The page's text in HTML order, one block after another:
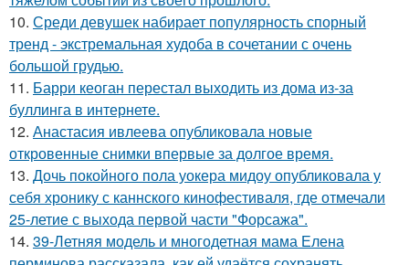
10. Среди девушек набирает популярность спорный
тренд - экстремальная худоба в сочетании с очень
большой грудью.
11. Барри кеоган перестал выходить из дома из-за
буллинга в интернете.
12. Анастасия ивлеева опубликовала новые
откровенные снимки впервые за долгое время.
13. Дочь покойного пола уокера мидоу опубликовала у
себя хронику с каннского кинофестиваля, где отмечали
25-летие с выхода первой части "Форсажа".
14. 39-Летняя модель и многодетная мама Елена